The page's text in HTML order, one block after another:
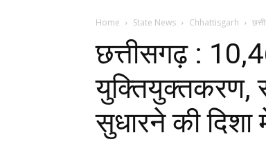
Home State News Chhattisgarh
छत्तीसगढ़ :
युक्तियुक्तकरण,
सुधारने की